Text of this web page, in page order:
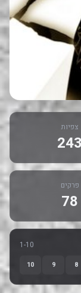
צפיות
243
פרקים
78
1-10
8
9
10